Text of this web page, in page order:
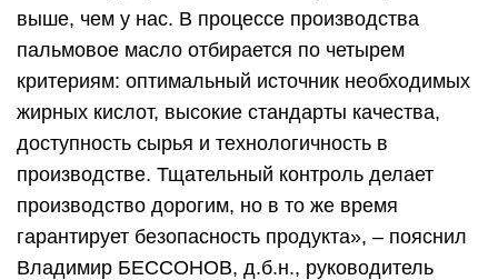
выше, чем у нас. В процессе производства
пальмовое масло отбирается по четырем
критериям: оптимальный источник необходимых
жирных кислот, высокие стандарты качества,
доступность сырья и технологичность в
производстве. Тщательный контроль делает
производство дорогим, но в то же время
гарантирует безопасность продукта», – пояснил
Владимир БЕССОНОВ, д.б.н., руководитель